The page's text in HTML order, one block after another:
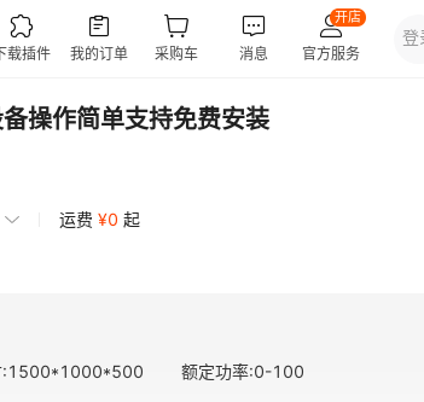
操作简单支持免费安装
运费 ¥0 起
:1500*1000*500 额定功率:0-100